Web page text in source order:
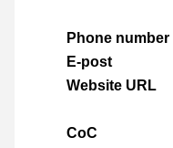
Phone number
E-post
Website URL
CoC